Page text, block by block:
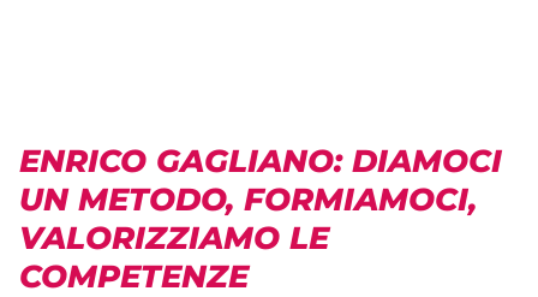
ENRICO GAGLIANO: DIAMOCI
UN METODO, FORMIAMOCI,
VALORIZZIAMO LE
COMPETENZE